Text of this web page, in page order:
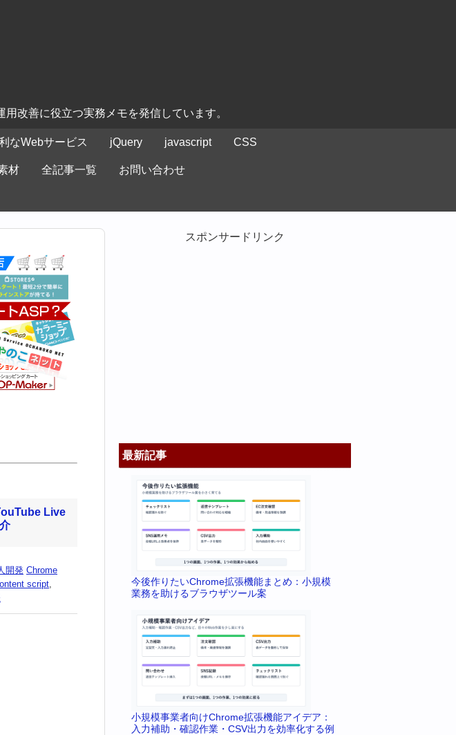
改善に役立つ実務メモを発信しています。
なWebサービス jQuery javascript CSS
材 全記事一覧 お問い合わせ
Live
開発 Chrome
script,
スポンサードリンク
最新記事
今後作りたいChrome拡張機能まとめ：小規模
業務を助けるブラウザツール案
小規模事業者向けChrome拡張機能アイデア：
入力補助・確認作業・CSV出力を効率化する例